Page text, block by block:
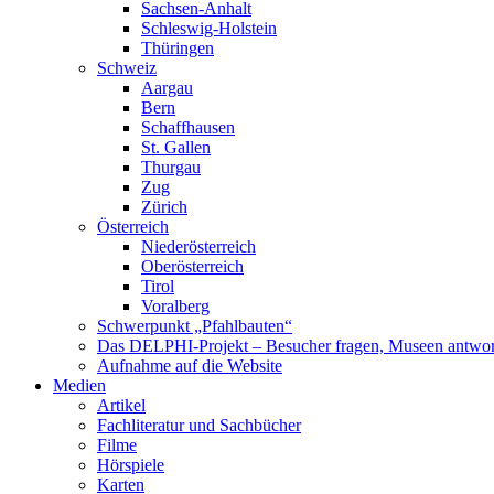
Sachsen-Anhalt
Schleswig-Holstein
Thüringen
Schweiz
Aargau
Bern
Schaffhausen
St. Gallen
Thurgau
Zug
Zürich
Österreich
Niederösterreich
Oberösterreich
Tirol
Voralberg
Schwerpunkt „Pfahlbauten“
Das DELPHI-Projekt – Besucher fragen, Museen
Aufnahme auf die Website
Medien
Artikel
Fachliteratur und Sachbücher
Filme
Hörspiele
Karten